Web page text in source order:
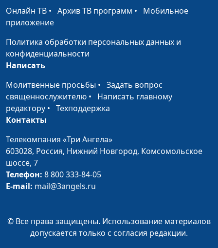
общественного
Против астмы и
экземы
Андрей Прокопьев, магистр
Мужское
здоровье
Андрей Прокопьев, магистр
общественного
здравоохранения
болезням сердца?
общественного
здравоохранения
Высыпайтесь на
здоровье
Андрей Прокопьев, магистр
общественного
Солнце или
солярий?
Андрей Прокопьев, магистр
Онлайн ТВ • Архив ТВ программ • Мобильное
приложение
Политика обработки персональных данных и
конфиденциальности
Написать
Молитвенные просьбы • Задать вопрос
священнослужителю • Написать главному
редактору • Техподдержка
Контакты
Телекомпания «Три Ангела»
603028, Россия, Нижний Новгород, Комсомольское
шоссе, 7
Телефон: 8 800 333-84-05
E-mail: mail@3angels.ru
© Все права защищены. Использование материалов
допускается только с согласия редакции.